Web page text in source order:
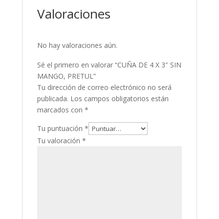
Valoraciones
No hay valoraciones aún.
Sé el primero en valorar “CUÑA DE 4 X 3″ SIN
MANGO, PRETUL”
Tu dirección de correo electrónico no será
publicada. Los campos obligatorios están
marcados con *
Tu puntuación *
Tu valoración *